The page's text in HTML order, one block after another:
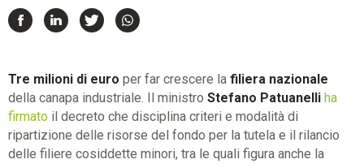
Tre milioni di euro per far crescere la filiera nazionale
della canapa industriale. Il ministro Stefano Patuanelli ha
firmato il decreto che disciplina criteri e modalità di
ripartizione delle risorse del fondo per la tutela e il rilancio
delle filiere cosiddette minori, tra le quali figura anche la